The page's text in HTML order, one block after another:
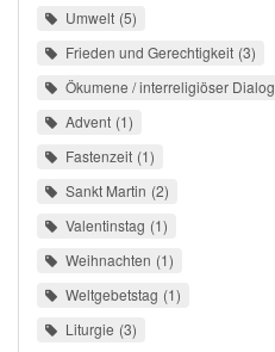
Umwelt 5
Frieden und Gerechtigkeit 3
Ökumene / interreligiöser Dialog
Advent 1
Fastenzeit 1
Sankt Martin 2
Valentinstag 1
Weihnachten 1
Weltgebetstag 1
Liturgie 3